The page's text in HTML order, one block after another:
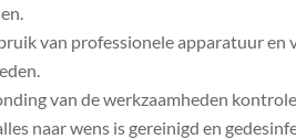
van professionele apparatuur
van de werkzaamheden
naar wens is gereinigd en